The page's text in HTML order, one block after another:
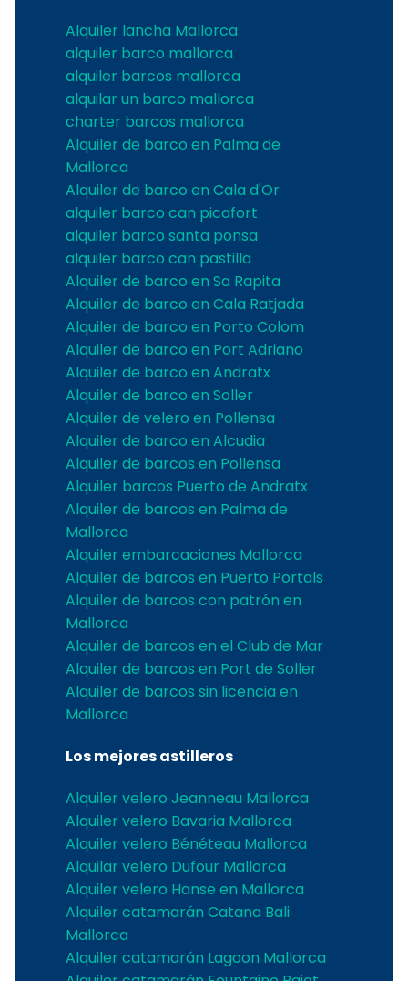
Alquiler lancha Mallorca
alquiler barco mallorca
alquiler barcos mallorca
alquilar un barco mallorca
charter barcos mallorca
Alquiler de barco en Palma de
Mallorca
Alquiler de barco en Cala d'Or
alquiler barco can picafort
alquiler barco santa ponsa
alquiler barco can pastilla
Alquiler de barco en Sa Rapita
Alquiler de barco en Cala Ratjada
Alquiler de barco en Porto Colom
Alquiler de barco en Port Adriano
Alquiler de barco en Andratx
Alquiler de barco en Soller
Alquiler de velero en Pollensa
Alquiler de barco en Alcudia
Alquiler de barcos en Pollensa
Alquiler barcos Puerto de Andratx
Alquiler de barcos en Palma de
Mallorca
Alquiler embarcaciones Mallorca
Alquiler de barcos en Puerto Portals
Alquiler de barcos con patrón en
Mallorca
Alquiler de barcos en el Club de Mar
Alquiler de barcos en Port de Soller
Alquiler de barcos sin licencia en
Mallorca
Los mejores astilleros
Alquiler velero Jeanneau Mallorca
Alquiler velero Bavaria Mallorca
Alquiler velero Bénéteau Mallorca
Alquilar velero Dufour Mallorca
Alquiler velero Hanse en Mallorca
Alquiler catamarán Catana Bali
Mallorca
Alquiler catamarán Lagoon Mallorca